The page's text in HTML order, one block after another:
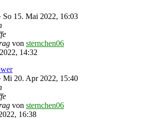
So 15. Mai 2022, 16:03
von sternchen06
14:32
Mi 20. Apr 2022, 15:40
von sternchen06
16:38